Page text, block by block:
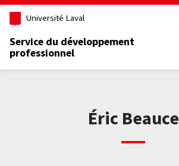
Aller au contenu principal
Université Laval
Service du développement
professionnel
Éric Beauce